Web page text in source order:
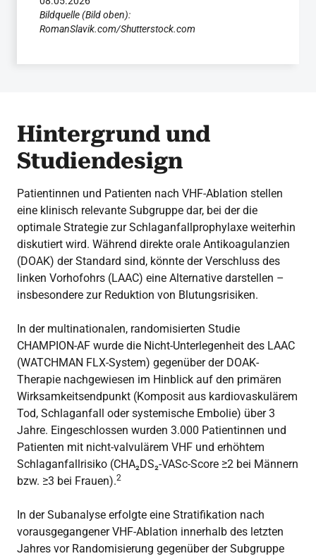
Bildquelle (Bild oben):
RomanSlavik.com/Shutterstock.com
Hintergrund und
Studiendesign
Patientinnen und Patienten nach VHF-Ablation stellen
eine klinisch relevante Subgruppe dar, bei der die
optimale Strategie zur Schlaganfallprophylaxe weiterhin
diskutiert wird. Während direkte orale Antikoagulanzien
(DOAK) der Standard sind, könnte der Verschluss des
linken Vorhofohrs (LAAC) eine Alternative darstellen –
insbesondere zur Reduktion von Blutungsrisiken.
In der multinationalen, randomisierten Studie
CHAMPION-AF wurde die Nicht-Unterlegenheit des LAAC
(WATCHMAN FLX-System) gegenüber der DOAK-
Therapie nachgewiesen im Hinblick auf den primären
Wirksamkeitsendpunkt (Komposit aus kardiovaskulärem
Tod, Schlaganfall oder systemische Embolie) über 3
Jahre. Eingeschlossen wurden 3.000 Patientinnen und
Patienten mit nicht-valvulärem VHF und erhöhtem
Schlaganfallrisiko (CHA₂DS₂-VASc-Score ≥2 bei Männern
bzw. ≥3 bei Frauen).2
In der Subanalyse erfolgte eine Stratifikation nach
vorausgegangener VHF-Ablation innerhalb des letzten
Jahres vor Randomisierung gegenüber der Subgruppe